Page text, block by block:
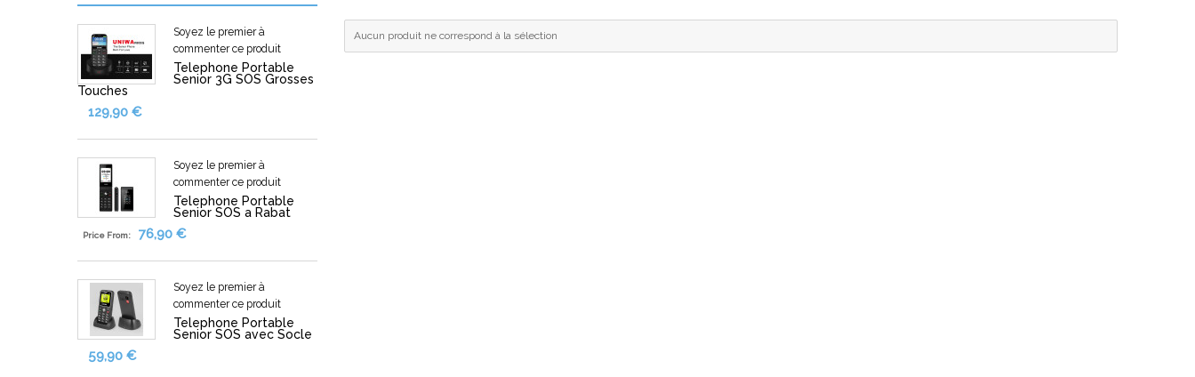
Bébés,Jouets & Loisirs
Sports & Divertissement
Accessoires & Vêtements pour Femmes
Sante & Beaute
Afficher plus de categories
Soyez le premier à
commenter ce produit
Telephone Portable
Senior 3G SOS Grosses
Touches
129,90 €
Soyez le premier à
commenter ce produit
Telephone Portable
Senior SOS a Rabat
Price From: 76,90 €
Soyez le premier à
commenter ce produit
Telephone Portable
Senior SOS avec Socle
59,90 €
Aucun produit ne correspond à la sélection